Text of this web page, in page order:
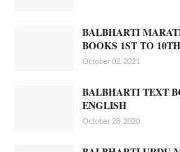
BALBHARTI
BOOKS 1ST TO 10TH
October 02, 2021
BALBHARTI TEXT
ENGLISH
October 28, 2020